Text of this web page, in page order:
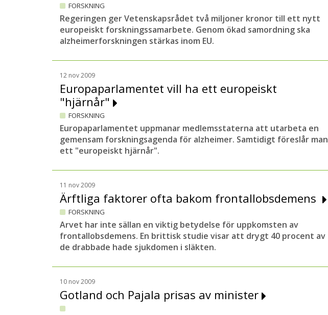
FORSKNING
Regeringen ger Vetenskapsrådet två miljoner kronor till ett nytt
europeiskt forskningssamarbete. Genom ökad samordning ska
alzheimerforskningen stärkas inom EU.
12 nov 2009
Europaparlamentet vill ha ett europeiskt
"hjärnår"
FORSKNING
Europaparlamentet uppmanar medlemsstaterna att utarbeta en
gemensam forskningsagenda för alzheimer. Samtidigt föreslår man
ett "europeiskt hjärnår".
11 nov 2009
Ärftliga faktorer ofta bakom frontallobsdemens
FORSKNING
Arvet har inte sällan en viktig betydelse för uppkomsten av
frontallobsdemens. En brittisk studie visar att drygt 40 procent av
de drabbade hade sjukdomen i släkten.
10 nov 2009
Gotland och Pajala prisas av minister